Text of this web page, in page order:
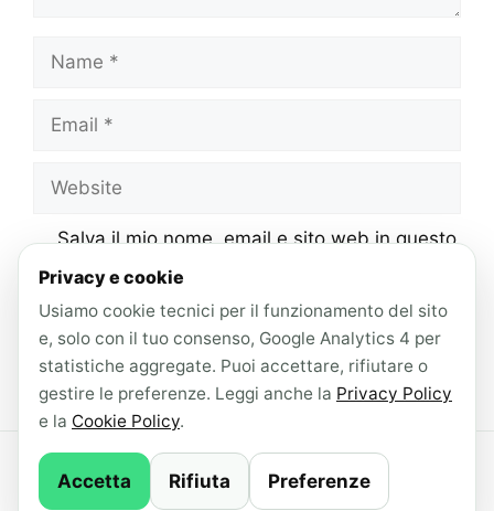
Name
Email
Website
Salva il mio nome, email e sito web in questo
browser per la prossima volta che
commento.
© 2026 AndroidLab · Contenuti redatti con il
supporto di IA ·Newsletter·Privacy Policy
Privacy e cookie
Usiamo cookie tecnici per il funzionamento del sito
e, solo con il tuo consenso, Google Analytics 4 per
statistiche aggregate. Puoi accettare, rifiutare o
gestire le preferenze. Leggi anche la Privacy Policy
e la Cookie Policy.
Accetta Rifiuta Preferenze